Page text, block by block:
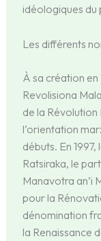
idéologiques du
Les différents
À sa création en
Revolisiona
de la
l’orientation
débuts. En
Ratsiraka, le
Manavotra an’i
pour la
dénomination
la Renaissance